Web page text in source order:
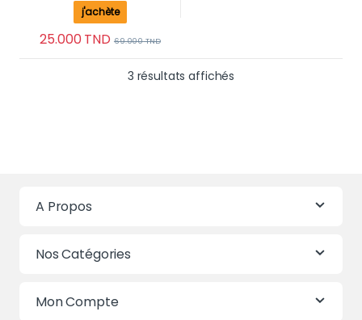
25.000TND 69.000TND
j'achète
3 résultats affichés
A Propos
Nos Catégories
Mon Compte